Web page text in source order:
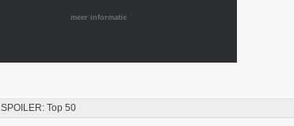
meer informatie
SPOILER: Top 50